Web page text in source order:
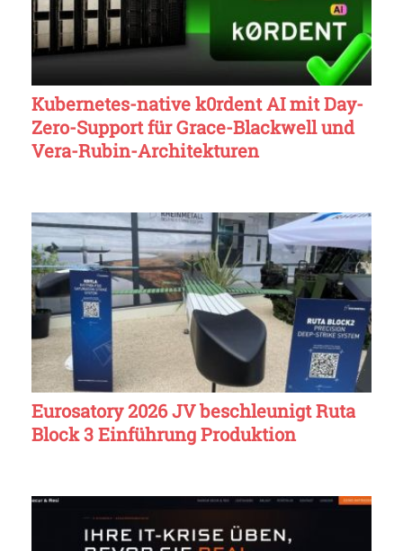
Kubernetes-native k0rdent AI mit Day-
Zero-Support für Grace-Blackwell und
Vera-Rubin-Architekturen
Eurosatory 2026 JV beschleunigt Ruta
Block 3 Einführung Produktion